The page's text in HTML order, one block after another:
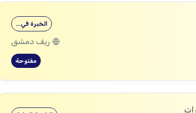
الخبرة في…
ريف دمشق
مفتوحة